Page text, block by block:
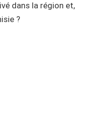
dans la région et,
?